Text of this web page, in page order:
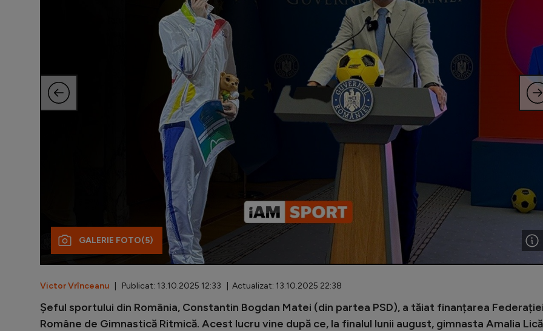
GALERIE FOTO(5)
Victor Vrînceanu | Publicat: 13.10.2025 12:33 | Actualizat: 13.10.2025 22:38
Șeful sportului din România, Constantin Bogdan Matei (din partea PSD), a tăiat finanțarea
Române de Gimnastică Ritmică. Acest lucru vine după ce, la finalul lunii august, gimnasta Amalia